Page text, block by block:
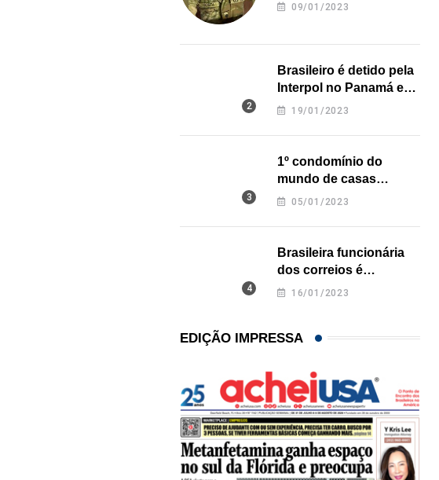
09/01/2023
Brasileiro é detido pela
Interpol no Panamá e
pode pegar prisão
19/01/2023
1º condomínio do
mundo de casas
impressas em 3D é
05/01/2023
Brasileira funcionária
dos correios é
assassinada a facadas
16/01/2023
EDIÇÃO IMPRESSA